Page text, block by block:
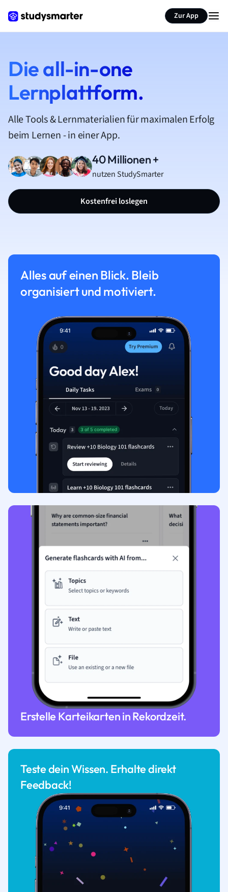
Zur App
Die all-in-one
Lernplattform.
Alle Tools & Lernmaterialien für maximalen Erfolg
beim Lernen - in einer App.
40 Millionen +
nutzen StudySmarter
Kostenfrei loslegen
Alles auf einen Blick. Bleib
organisiert und motiviert.
Erstelle Karteikarten in Rekordzeit.
Teste dein Wissen. Erhalte direkt
Feedback!